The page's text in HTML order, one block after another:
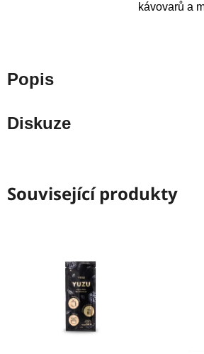
kávovarů a
Popis
Diskuze
Související produkty